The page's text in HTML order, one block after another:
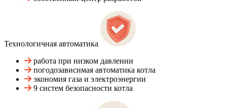
Технологичная автоматика
работа при низком давлении
погодозависимая автоматика котла
экономия газа и электроэнергии
9 систем безопасности котла